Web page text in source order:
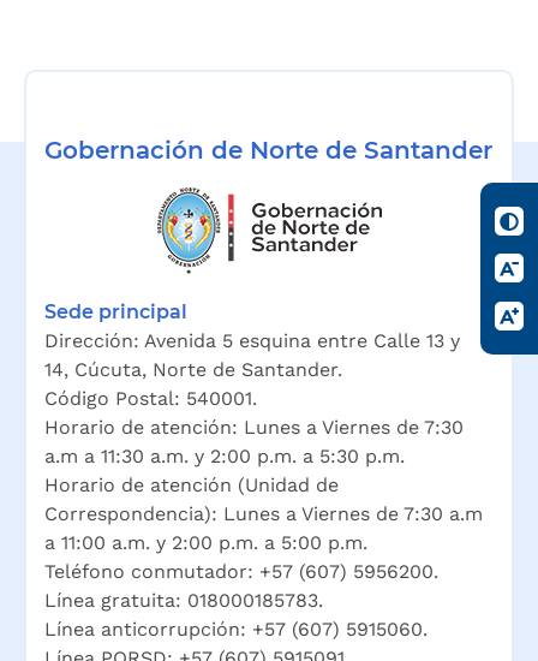
Gobernación de Norte de Santander
Sede principal
Dirección: Avenida 5 esquina entre Calle 13 y
14, Cúcuta, Norte de Santander.
Código Postal: 540001.
Horario de atención: Lunes a Viernes de 7:30
a.m a 11:30 a.m. y 2:00 p.m. a 5:30 p.m.
Horario de atención (Unidad de
Correspondencia): Lunes a Viernes de 7:30 a.m
a 11:00 a.m. y 2:00 p.m. a 5:00 p.m.
Teléfono conmutador: +57 (607) 5956200.
Línea gratuita: 018000185783.
Línea anticorrupción: +57 (607) 5915060.